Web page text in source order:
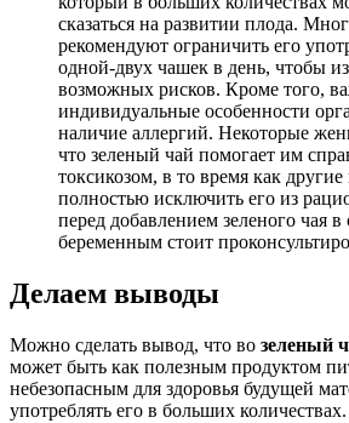
сказаться на развитии плода.
рекомендуют ограничить его
одной-двух чашек в день, чтобы
возможных рисков. Кроме того,
индивидуальные особенности
наличие аллергий. Некоторые
что зеленый чай помогает им
токсикозом, в то время как
полностью исключить его из
перед добавлением зеленого чая
беременным стоит
Делаем выводы
Можно сделать вывод, что во зеленый
может быть как полезным продуктом
небезопасным для здоровья будущей
употреблять его в больших количествах.